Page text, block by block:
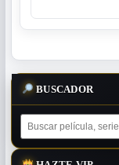
BUSCADOR